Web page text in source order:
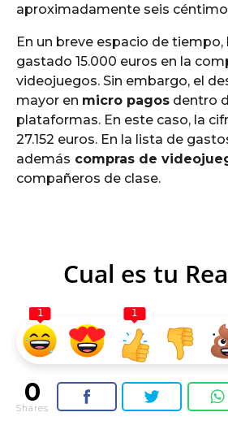
aproximadamente seis
En un breve espacio de tiempo,
gastado 15.000 euros en la
videojuegos. Sin embargo, el
mayor en micro pagos dentro
plataformas. En este caso, la
27.152 euros. En la lista de
además compras de
compañeros de clase.
Cual es tu
1 1
0
Shares